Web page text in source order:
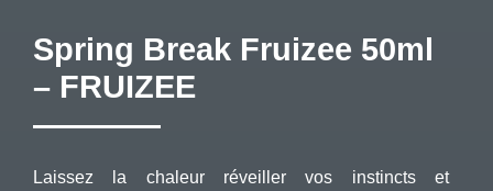
Spring Break Fruizee 50ml
– FRUIZEE
Laissez la chaleur réveiller vos instincts et